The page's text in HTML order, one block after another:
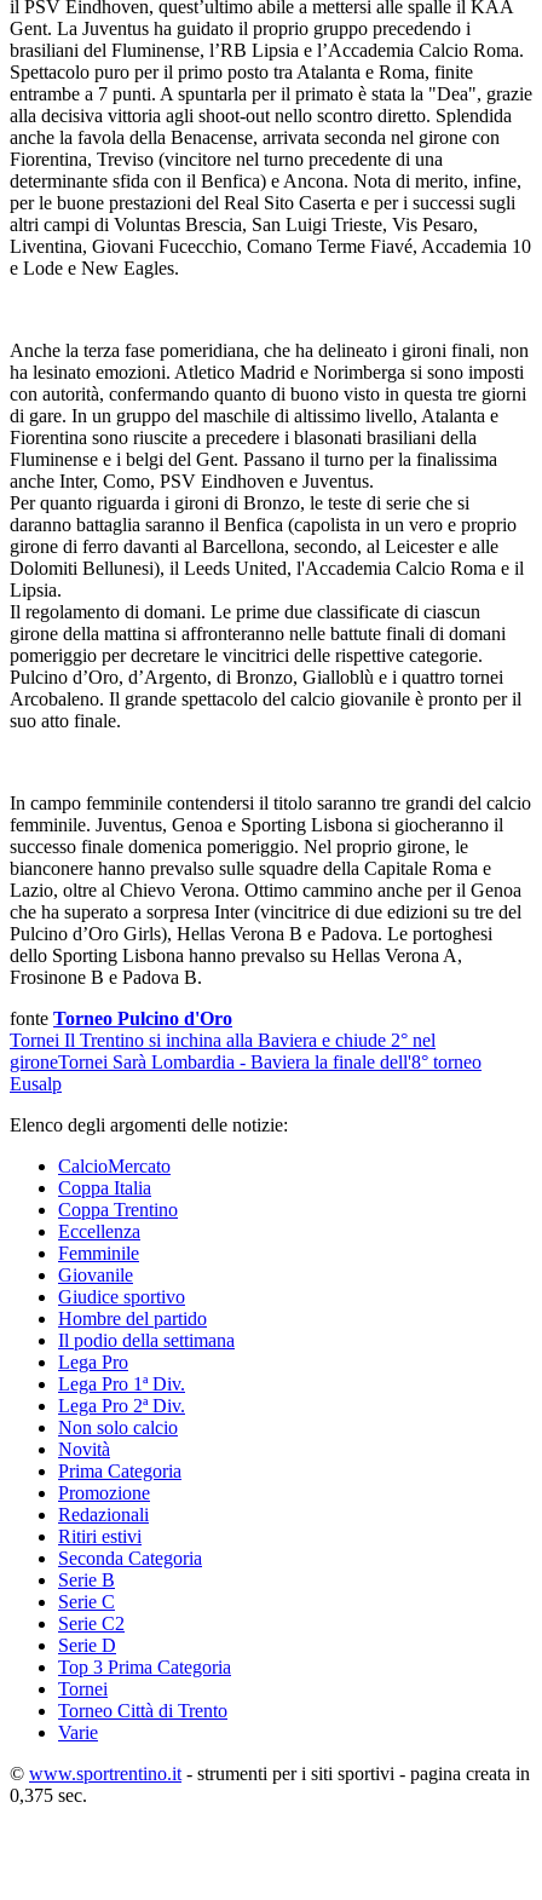
il PSV Eindhoven, quest’ultimo abile a mettersi alle spalle il KAA
Gent. La Juventus ha guidato il proprio gruppo precedendo i
brasiliani del Fluminense, l’RB Lipsia e l’Accademia Calcio Roma.
Spettacolo puro per il primo posto tra Atalanta e Roma, finite
entrambe a 7 punti. A spuntarla per il primato è stata la "Dea", grazie
alla decisiva vittoria agli shoot-out nello scontro diretto. Splendida
anche la favola della Benacense, arrivata seconda nel girone con
Fiorentina, Treviso (vincitore nel turno precedente di una
determinante sfida con il Benfica) e Ancona. Nota di merito, infine,
per le buone prestazioni del Real Sito Caserta e per i successi sugli
altri campi di Voluntas Brescia, San Luigi Trieste, Vis Pesaro,
Liventina, Giovani Fucecchio, Comano Terme Fiavé, Accademia 10
e Lode e New Eagles.
Anche la terza fase pomeridiana, che ha delineato i gironi finali, non
ha lesinato emozioni. Atletico Madrid e Norimberga si sono imposti
con autorità, confermando quanto di buono visto in questa tre giorni
di gare. In un gruppo del maschile di altissimo livello, Atalanta e
Fiorentina sono riuscite a precedere i blasonati brasiliani della
Fluminense e i belgi del Gent. Passano il turno per la finalissima
anche Inter, Como, PSV Eindhoven e Juventus.
Per quanto riguarda i gironi di Bronzo, le teste di serie che si
daranno battaglia saranno il Benfica (capolista in un vero e proprio
girone di ferro davanti al Barcellona, secondo, al Leicester e alle
Dolomiti Bellunesi), il Leeds United, l'Accademia Calcio Roma e il
Lipsia.
Il regolamento di domani. Le prime due classificate di ciascun
girone della mattina si affronteranno nelle battute finali di domani
pomeriggio per decretare le vincitrici delle rispettive categorie.
Pulcino d’Oro, d’Argento, di Bronzo, Gialloblù e i quattro tornei
Arcobaleno. Il grande spettacolo del calcio giovanile è pronto per il
suo atto finale.
In campo femminile contendersi il titolo saranno tre grandi del calcio
femminile. Juventus, Genoa e Sporting Lisbona si giocheranno il
successo finale domenica pomeriggio. Nel proprio girone, le
bianconere hanno prevalso sulle squadre della Capitale Roma e
Lazio, oltre al Chievo Verona. Ottimo cammino anche per il Genoa
che ha superato a sorpresa Inter (vincitrice di due edizioni su tre del
Pulcino d’Oro Girls), Hellas Verona B e Padova. Le portoghesi
dello Sporting Lisbona hanno prevalso su Hellas Verona A,
Frosinone B e Padova B.
fonte Torneo Pulcino d'Oro
Tornei Il Trentino si inchina alla Baviera e chiude 2° nel
gironeTornei Sarà Lombardia - Baviera la finale dell'8° torneo
Eusalp
Elenco degli argomenti delle notizie:
CalcioMercato
Coppa Italia
Coppa Trentino
Eccellenza
Femminile
Giovanile
Giudice sportivo
Hombre del partido
Il podio della settimana
Lega Pro
Lega Pro 1ª Div.
Lega Pro 2ª Div.
Non solo calcio
Novità
Prima Categoria
Promozione
Redazionali
Ritiri estivi
Seconda Categoria
Serie B
Serie C
Serie C2
Serie D
Top 3 Prima Categoria
Tornei
Torneo Città di Trento
Varie
© www.sportrentino.it - strumenti per i siti sportivi - pagina creata in
0,375 sec.